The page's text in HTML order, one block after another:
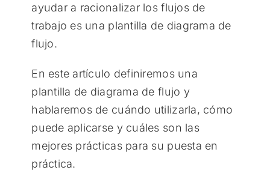
ayudar a racionalizar los flujos de
trabajo es una plantilla de diagrama de
flujo.
En este artículo definiremos una
plantilla de diagrama de flujo y
hablaremos de cuándo utilizarla, cómo
puede aplicarse y cuáles son las
mejores prácticas para su puesta en
práctica.